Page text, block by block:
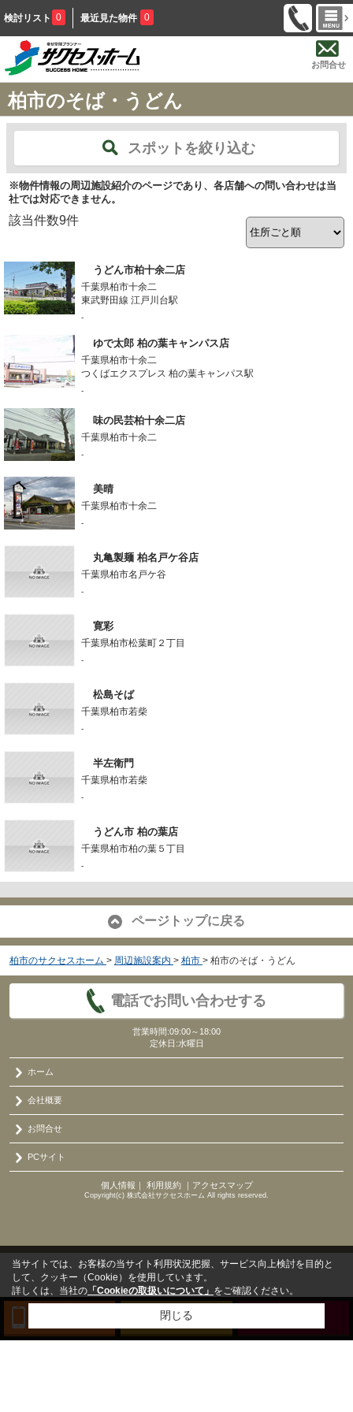
検討リスト 0 最近見た物件 0
お問合せ
柏市のそば・うどん
スポットを絞り込む
※物件情報の周辺施設紹介のページであり、各店舗への問い合わせは当
社では対応できません。
該当件数9件
うどん市柏十余二店
千葉県柏市十余二
東武野田線 江戸川台駅
-
ゆで太郎 柏の葉キャンパス店
千葉県柏市十余二
つくばエクスプレス 柏の葉キャンパス駅
-
味の民芸柏十余二店
千葉県柏市十余二
-
美晴
千葉県柏市十余二
-
丸亀製麺 柏名戸ケ谷店
千葉県柏市名戸ケ谷
-
寛彩
千葉県柏市松葉町２丁目
-
松島そば
千葉県柏市若柴
-
半左衛門
千葉県柏市若柴
-
うどん市 柏の葉店
千葉県柏市柏の葉５丁目
-
ページトップに戻る
柏市のサクセスホーム > 周辺施設案内 > 柏市 > 柏市のそば・うどん
電話でお問い合わせする
営業時間:09:00～18:00
定休日:水曜日
ホーム
会社概要
お問合せ
PCサイト
個人情報 利用規約｜ アクセスマップ
Copyright(c) 株式会社サクセスホーム All rights reserved.
来店予約
当サイトでは、お客様の当サイト利用状況把握、サービス向上検討を目的と
して、クッキー（Cookie）を使用しています。
詳しくは、当社の 「Cookieの取扱いについて」 をご確認ください。
閉じる